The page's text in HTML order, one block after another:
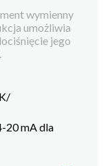
wymienny
umożliwia
jego
20 mA dla